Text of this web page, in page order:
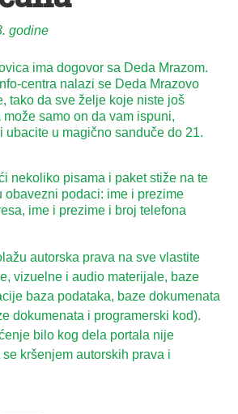
godine
ima dogovor sa Deda Mrazom.
centra nalazi se Deda Mrazovo
tako da sve želje koje niste još
samo on da vam ispuni,
ubacite u magično sanduče do 21.
nekoliko pisama i paket stiže na te
obavezni podaci: ime i prezime
ime i prezime i broj telefona
autorska prava na sve vlastite
vizuelne i audio materijale, baze
baza podataka, baze dokumenata
dokumenata i programerski kod).
bilo kog dela portala nije
kršenjem autorskih prava i